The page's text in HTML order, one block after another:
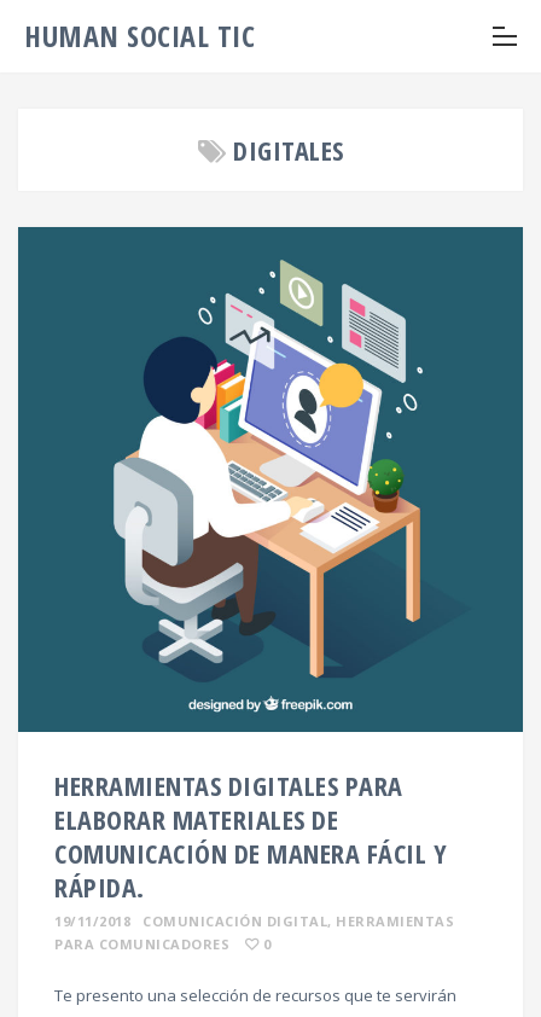
HUMAN SOCIAL TIC
DIGITALES
HERRAMIENTAS DIGITALES PARA
ELABORAR MATERIALES DE
COMUNICACIÓN DE MANERA FÁCIL Y
RÁPIDA.
19/11/2018 COMUNICACIÓN DIGITAL, HERRAMIENTAS
PARA COMUNICADORES
0
Te presento una selección de recursos que te servirán